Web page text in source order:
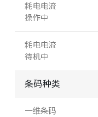
耗电电流
操作中
耗电电流
待机中
条码种类
一维条码